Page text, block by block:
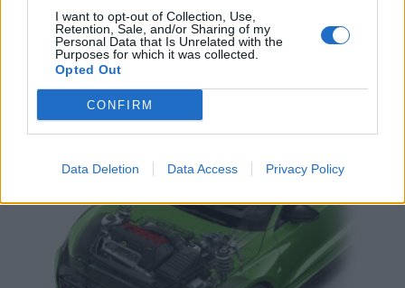
I want to opt-out of Collection, Use,
Retention, Sale, and/or Sharing of my
Personal Data that Is Unrelated with the
Purposes for which it was collected.
Opted Out
CONFIRM
Data Deletion Data Access Privacy Policy
VIEW POST
conferma la propria evoluzione da produttore di veicoli a
sviluppatore di un ecosistema di mobilità ampliando la propria
missione e applicando fattivamente i principi ESG. Audi mette in
atto un’evoluzione consapevole …